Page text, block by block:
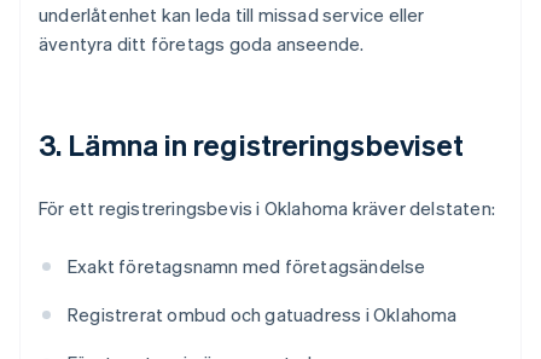
underlåtenhet kan leda till missad service eller
äventyra ditt företags goda anseende.
3. Lämna in registreringsbeviset
För ett registreringsbevis i Oklahoma kräver delstaten:
Exakt företagsnamn med företagsändelse
Registrerat ombud och gatuadress i Oklahoma